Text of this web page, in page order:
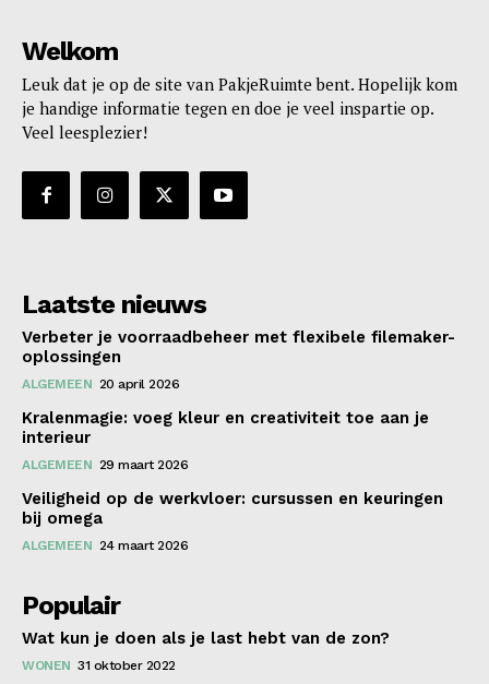
Welkom
Leuk dat je op de site van PakjeRuimte bent. Hopelijk kom
je handige informatie tegen en doe je veel inspartie op.
Veel leesplezier!
Laatste nieuws
Verbeter je voorraadbeheer met flexibele filemaker-
oplossingen
ALGEMEEN 20 april 2026
Kralenmagie: voeg kleur en creativiteit toe aan je
interieur
ALGEMEEN 29 maart 2026
Veiligheid op de werkvloer: cursussen en keuringen
bij omega
ALGEMEEN 24 maart 2026
Populair
Wat kun je doen als je last hebt van de zon?
WONEN 31 oktober 2022